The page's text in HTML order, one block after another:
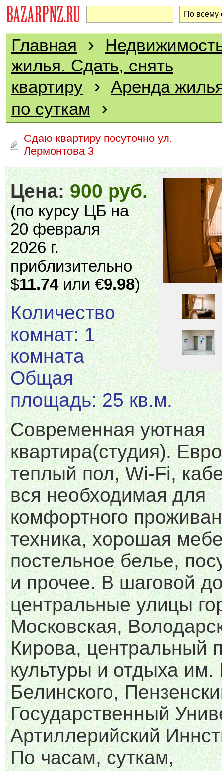
Главная ›
жилья. Сдать, снять
квартиру › Аренда
по суткам
›
Сдаю квартиру посуточно ул.
Лермонтова 3
Цена:900 руб.
(по курсу ЦБ на
20 февраля
2026 г.
приблизительно
$11.74или €9.98)
Количество
комнат: 1
комната
Общая
площадь: 25 кв.м.
Современная уютная
квартира(студия).
теплый пол, Wi-Fi,
вся необходимая для
комфортного
техника, хорошая
постельное белье,
и прочее. В шаговой
центральные улицы
Московская,
Кирова, центральный
культуры и отдыха им.
Белинского,
Государственный
Артиллерийский
По часам, суткам,